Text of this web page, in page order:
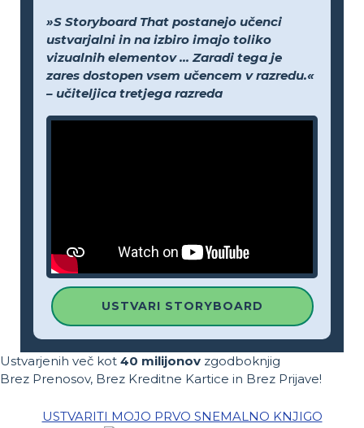
»S Storyboard That postanejo učenci
ustvarjalni in na izbiro imajo toliko
vizualnih elementov ... Zaradi tega je
zares dostopen vsem učencem v razredu.«
– učiteljica tretjega razreda
USTVARI STORYBOARD
Ustvarjenih več kot 40 milijonov zgodboknjig
Brez Prenosov, Brez Kreditne Kartice in Brez Prijave!
USTVARITI MOJO PRVO SNEMALNO KNJIGO